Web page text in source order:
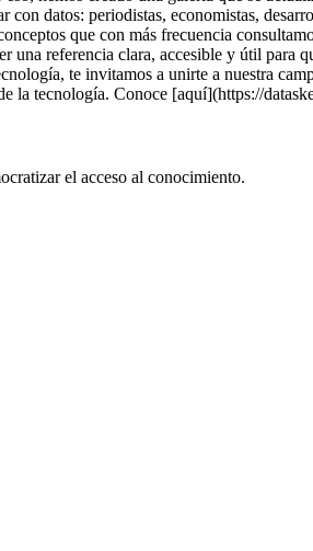
datos: periodistas, economistas,
que con más frecuencia
referencia clara, accesible y útil para
te invitamos a unirte a nuestra
tecnología. Conoce [aquí](https://
el acceso al conocimiento.